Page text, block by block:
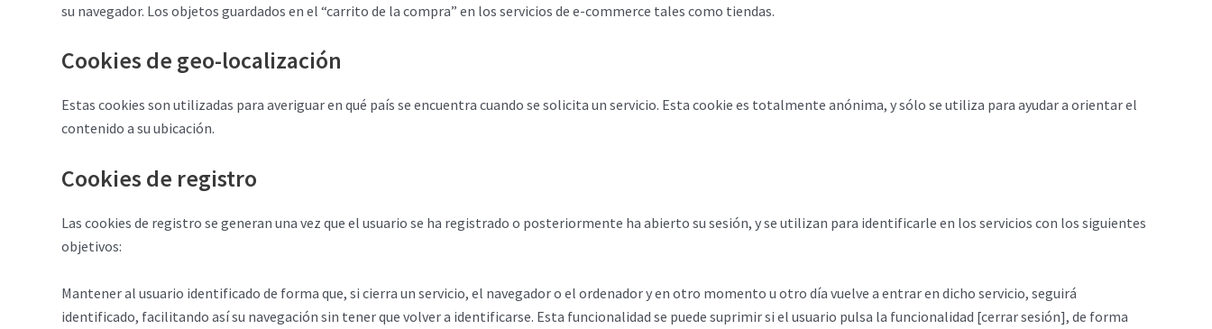
su navegador. Los objetos guardados en el “carrito de la compra” en los servicios de e-commerce tales como tiendas.
Cookies de geo-localización
Estas cookies son utilizadas para averiguar en qué país se encuentra cuando se solicita un servicio. Esta cookie es totalmente anónima, y sólo se utiliza para ayudar a orientar el
contenido a su ubicación.
Cookies de registro
Las cookies de registro se generan una vez que el usuario se ha registrado o posteriormente ha abierto su sesión, y se utilizan para identificarle en los servicios con los siguientes
objetivos:
Mantener al usuario identificado de forma que, si cierra un servicio, el navegador o el ordenador y en otro momento u otro día vuelve a entrar en dicho servicio, seguirá
identificado, facilitando así su navegación sin tener que volver a identificarse. Esta funcionalidad se puede suprimir si el usuario pulsa la funcionalidad [cerrar sesión], de forma